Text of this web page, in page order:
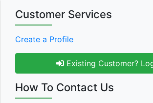
Customer Services
Create a Profile
Existing Customer?
How To Contact Us